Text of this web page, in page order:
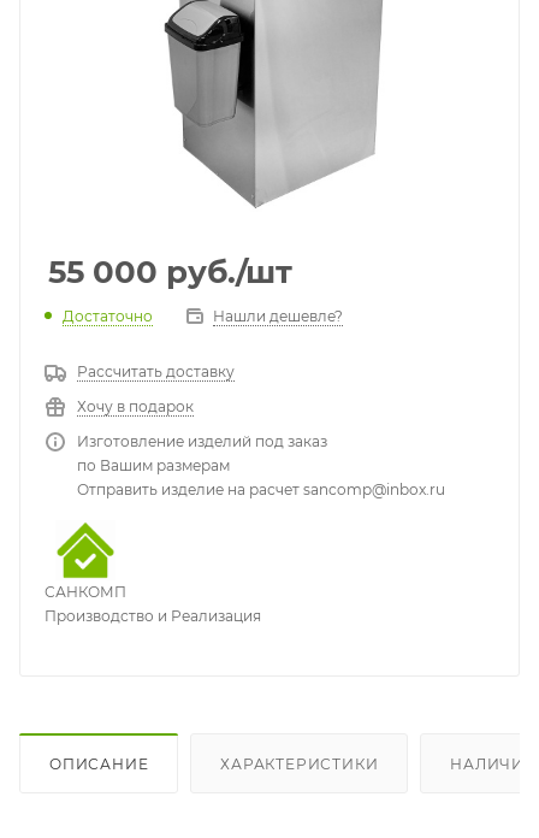
55 000 руб./шт
Достаточно Нашли дешевле?
Рассчитать доставку
Хочу в подарок
Изготовление изделий под заказ
по Вашим размерам
Отправить изделие на расчет sancomp@inbox.ru
САНКОМП
Производство и Реализация
ОПИСАНИЕ ХАРАКТЕРИСТИКИ НАЛИЧИЕ